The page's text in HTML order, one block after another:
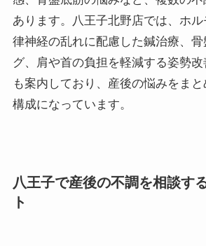
あります。八王子北野店では、ホ
律神経の乱れに配慮した鍼治療、
グ、肩や首の負担を軽減する姿勢
も案内しており、産後の悩みをま
構成になっています。
八王子で産後の不調を相談す
ト